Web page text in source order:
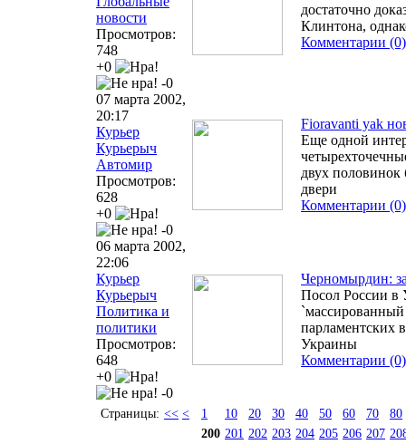
новости
Просмотров:
748
+0
-0
достаточно
Клинтона,
Комментарии (0)
07 марта 2002,
20:17
Курьер
Курьерыч
Автомир
Просмотров:
628
+0
-0
Fioravanti yak
Еще одной
двух половинок
двери
Комментарии (0)
06 марта 2002,
22:06
Курьер
Курьерыч
Политика и
политики
Просмотров:
648
+0
-0
Черномырдин:
Посол России в
парламентских
Украины
Комментарии (0)
Страницы: << < 1 10 20 30 40 50 60 70
80
200 201 202 203 204 205 206 207